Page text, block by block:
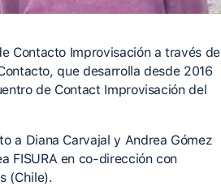
Contacto Improvisación a través de
que desarrolla desde 2016
de Contact Improvisación del
a Diana Carvajal y Andrea Gómez
FISURA en co-dirección con
(Chile).